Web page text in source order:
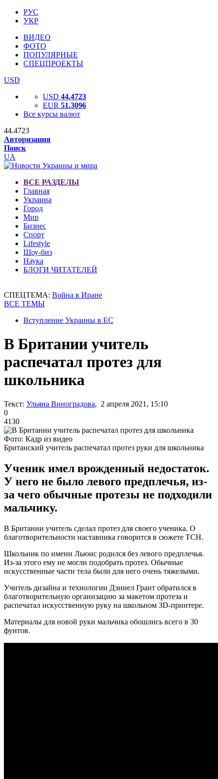
РУС
УКР
ВИДЕО
ФОТО
ПОПУЛЯРНЫЕ
СПЕЦПРОЕКТЫ
USD
USD 44.4723
EUR 51.3096
Все курсы валют
44.4723
Авторизация
Поиск
UA
ВСЕ РАЗДЕЛЫ
Главная
Украина
Город
Мир
Бизнес
Спорт
Lifestyle
Шоу-биз
Наука
БЛОГИ ЧИТАТЕЛЕЙ
СПЕЦТЕМА: Война в Иране
ВСЕ ТЕМЫ
Вступление Украины в ЕС
В Британии учитель
распечатал протез для
школьника
Текст: Ульяна Виноградова, 2 апреля 2021, 15:10
0
4130
Фото: Кадр из видео
Британский учитель распечатал протез руки для школьника
Ученик имел врожденный недостаток.
У него не было левого предплечья, из-
за чего обычные протезы не подходили
мальчику.
В Британии учитель сделал протез для своего ученика. О
благотворительности наставника говорится в сюжете ТСН.
Школьник по имени Льюис родился без левого предплечья.
Из-за этого ему не могли подобрать протез. Обычные
искусственные части тела были для него очень тяжелыми.
Учитель дизайна и технологии Дэниел Грант обратился в
благотворительную организацию за макетом протеза и
распечатал искусственную руку на школьном 3D-принтере.
Материалы для новой руки мальчика обошлись всего в 30
фунтов.